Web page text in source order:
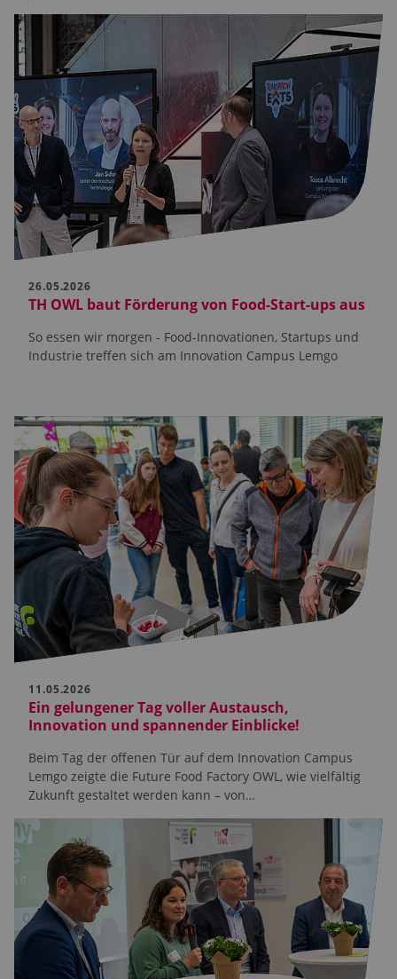
26.05.2026
TH OWL baut Förderung von Food-Start-ups aus
So essen wir morgen - Food-Innovationen, Startups und
Industrie treffen sich am Innovation Campus Lemgo
11.05.2026
Ein gelungener Tag voller Austausch,
Innovation und spannender Einblicke!
Beim Tag der offenen Tür auf dem Innovation Campus
Lemgo zeigte die Future Food Factory OWL, wie vielfältig
Zukunft gestaltet werden kann – von…